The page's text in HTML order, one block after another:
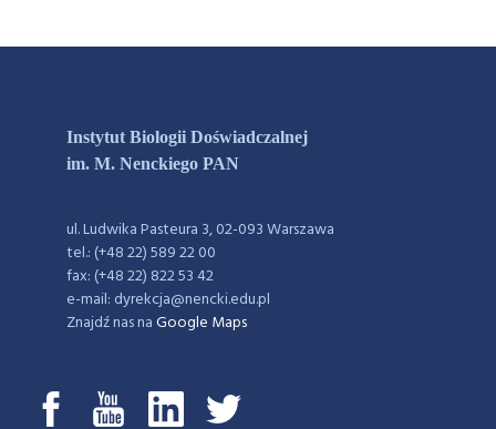
Instytut Biologii Doświadczalnej
im. M. Nenckiego PAN
ul. Ludwika Pasteura 3, 02-093 Warszawa
tel.: (+48 22) 589 22 00
fax: (+48 22) 822 53 42
e-mail: dyrekcja@nencki.edu.pl
Znajdź nas naGoogle Maps